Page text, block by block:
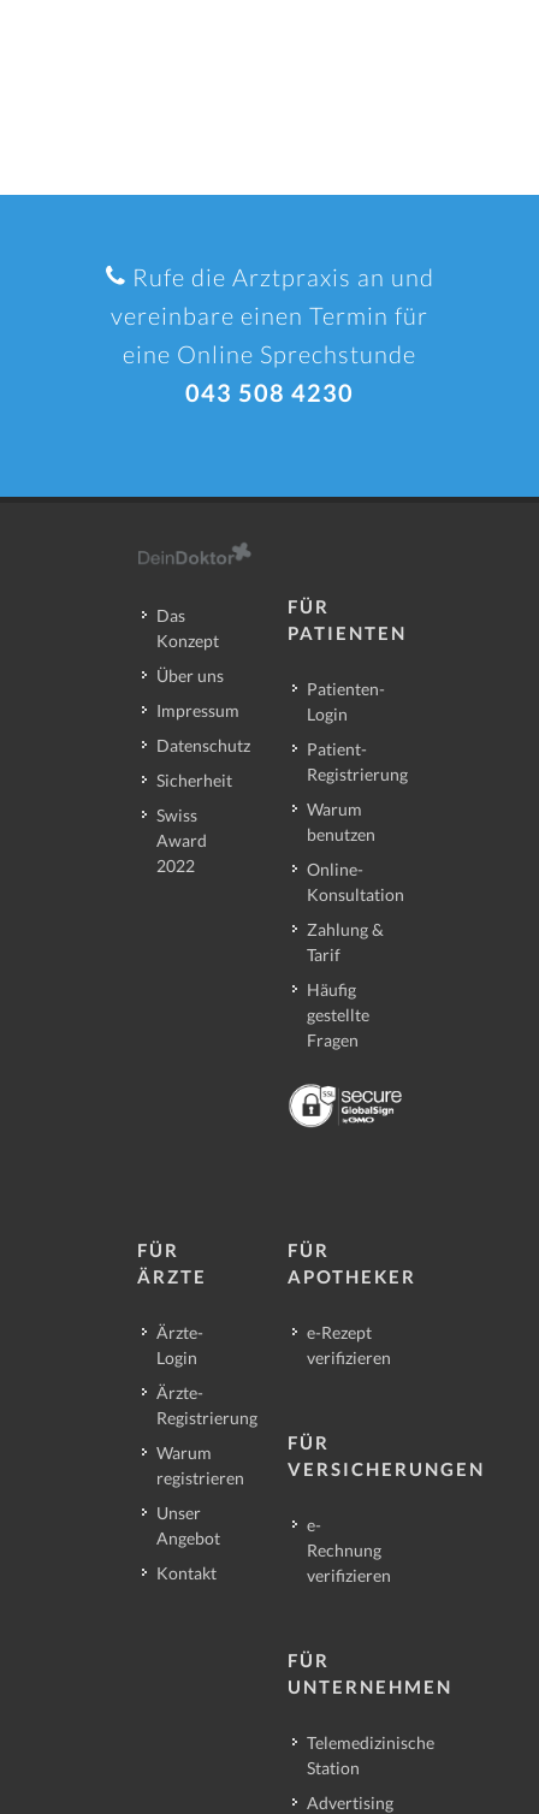
Rufe die Arztpraxis an und
vereinbare einen Termin für
eine Online Sprechstunde
043 508 4230
Das
Konzept
Über uns
Impressum
Datenschutz
Sicherheit
Swiss
Award
2022
FÜR
PATIENTEN
Patienten-
Login
Patient-
Registrierung
Warum
benutzen
Online-
Konsultation
Zahlung &
Tarif
Häufig
gestellte
Fragen
FÜR
ÄRZTE
Ärzte-
Login
Ärzte-
Registrierung
Warum
registrieren
Unser
Angebot
Kontakt
FÜR
APOTHEKER
e-Rezept
verifizieren
FÜR
VERSICHERUNGEN
e-
Rechnung
verifizieren
FÜR
UNTERNEHMEN
Telemedizinische
Station
Advertising